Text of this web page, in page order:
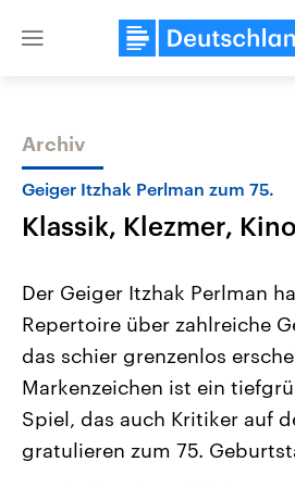
Close
Themen
Landtagswahl Sachsen-Anhalt
2026
Alle Informationen
Sachsen-Anhalt wählt am 6.
September 2026 einen neuen
Landtag. Seit 2021 wird das
Bundesland von einer Koalition aus
Archiv
Geiger Itzhak Perlman zum 75.
Klassik, Klezmer,
Der Geiger Itzhak Perlman
Repertoire über zahlreiche
das schier grenzenlos
Markenzeichen ist ein
Spiel, das auch Kritiker auf
gratulieren zum 75.